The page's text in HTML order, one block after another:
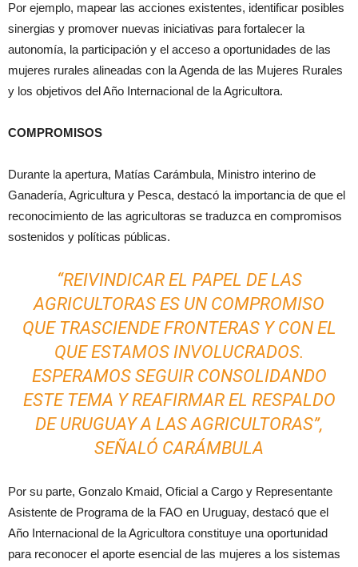
Por ejemplo, mapear las acciones existentes, identificar posibles
sinergias y promover nuevas iniciativas para fortalecer la
autonomía, la participación y el acceso a oportunidades de las
mujeres rurales alineadas con la Agenda de las Mujeres Rurales
y los objetivos del Año Internacional de la Agricultora.
COMPROMISOS
Durante la apertura, Matías Carámbula, Ministro interino de
Ganadería, Agricultura y Pesca, destacó la importancia de que el
reconocimiento de las agricultoras se traduzca en compromisos
sostenidos y políticas públicas.
“REIVINDICAR EL PAPEL DE LAS
AGRICULTORAS ES UN COMPROMISO
QUE TRASCIENDE FRONTERAS Y CON EL
QUE ESTAMOS INVOLUCRADOS.
ESPERAMOS SEGUIR CONSOLIDANDO
ESTE TEMA Y REAFIRMAR EL RESPALDO
DE URUGUAY A LAS AGRICULTORAS”,
SEÑALÓ CARÁMBULA
Por su parte, Gonzalo Kmaid, Oficial a Cargo y Representante
Asistente de Programa de la FAO en Uruguay, destacó que el
Año Internacional de la Agricultora constituye una oportunidad
para reconocer el aporte esencial de las mujeres a los sistemas